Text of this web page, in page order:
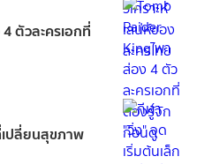
ตัวละครเอกที่
ปลี่ยนสุขภาพ